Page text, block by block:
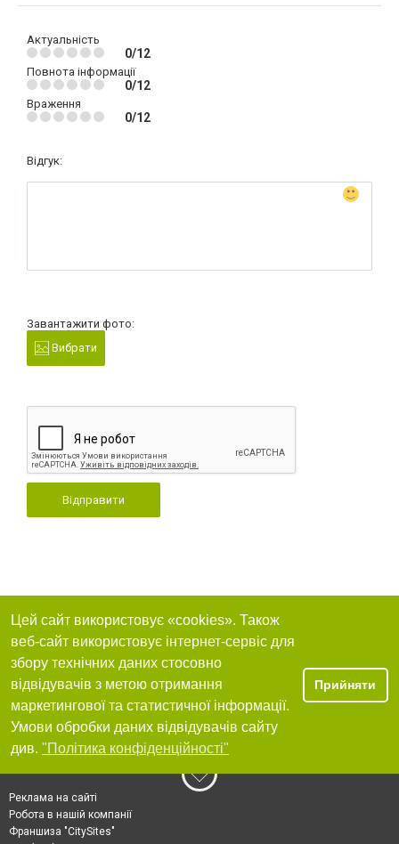
Актуальність
0/12
Повнота інформації
0/12
Враження
0/12
Відгук:
Завантажити фото:
Вибрати
Відправити
Цей сайт використовує «cookies». Також
веб-сайт використовує інтернет-сервіс для
збору технічних даних стосовно
відвідувачів з метою отримання
маркетингової та статистичної інформації.
Умови обробки даних відвідувачів сайту
див. "Політика конфіденційності"
Прийняти
Реклама на сайті
Робота в нашій компанії
Франшиза "CitySites"